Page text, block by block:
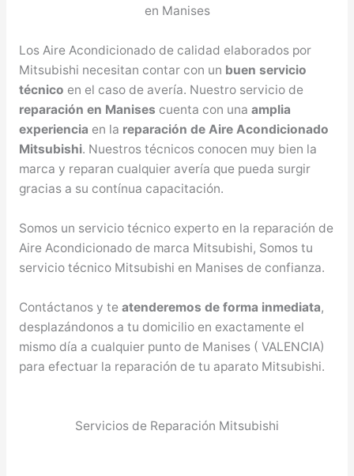
Los Aire Acondicionado de calidad elaborados por
Mitsubishi necesitan contar con un buen servicio
técnico en el caso de avería. Nuestro servicio de
reparación en Manises cuenta con una amplia
experiencia en la reparación de Aire Acondicionado
Mitsubishi. Nuestros técnicos conocen muy bien la
marca y reparan cualquier avería que pueda surgir
gracias a su contínua capacitación.
Somos un servicio técnico experto en la reparación de
Aire Acondicionado de marca Mitsubishi, Somos tu
servicio técnico Mitsubishi en Manises de confianza.
Contáctanos y te atenderemos de forma inmediata,
desplazándonos a tu domicilio en exactamente el
mismo día a cualquier punto de Manises ( VALENCIA)
para efectuar la reparación de tu aparato Mitsubishi.
Servicios de Reparación Mitsubishi